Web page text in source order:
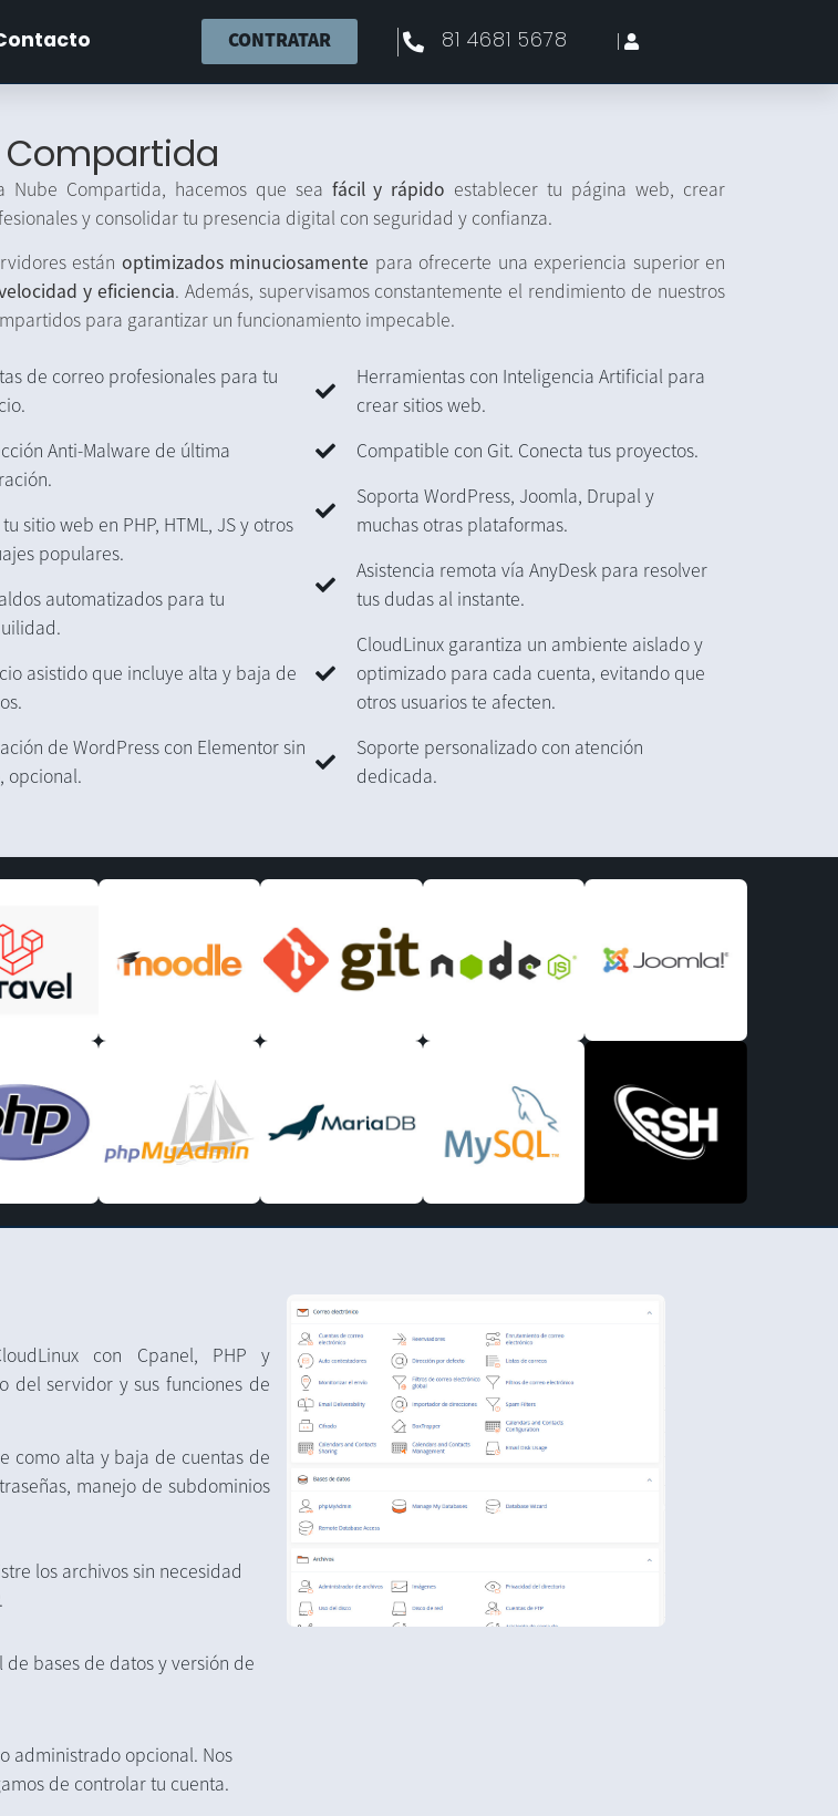
CONTRATAR 81 4681 5678
Compartida
Nube Compartida, hacemos que sea fácil y rápido establecer tu página web, crear
y consolidar tu presencia digital con seguridad y confianza.
están optimizados minuciosamente para ofrecerte una experiencia superior en
y eficiencia. Además, supervisamos constantemente el rendimiento de nuestros
para garantizar un funcionamiento impecable.
de correo profesionales para tu
Anti-Malware de última
sitio web en PHP, HTML, JS y otros
populares.
automatizados para tu
asistido que incluye alta y baja de
de WordPress con Elementor sin
opcional.
Herramientas con Inteligencia Artificial para
crear sitios web.
Compatible con Git. Conecta tus proyectos.
Soporta WordPress, Joomla, Drupal y
muchas otras plataformas.
Asistencia remota vía AnyDesk para resolver
tus dudas al instante.
CloudLinux garantiza un ambiente aislado y
optimizado para cada cuenta, evitando que
otros usuarios te afecten.
Soporte personalizado con atención
dedicada.
con Cpanel, PHP y
del servidor y sus funciones de
como alta y baja de cuentas de
manejo de subdominios
los archivos sin necesidad
de bases de datos y versión de
administrado opcional. Nos
de controlar tu cuenta.